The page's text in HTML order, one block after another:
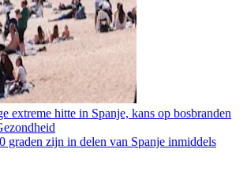
extreme hitte in Spanje, kans op bosbranden
graden zijn in delen van Spanje inmiddels